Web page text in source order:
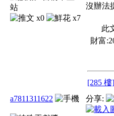
x0 x7
沒辦法
此
財富
[285 樓]
a7811311622
分享: